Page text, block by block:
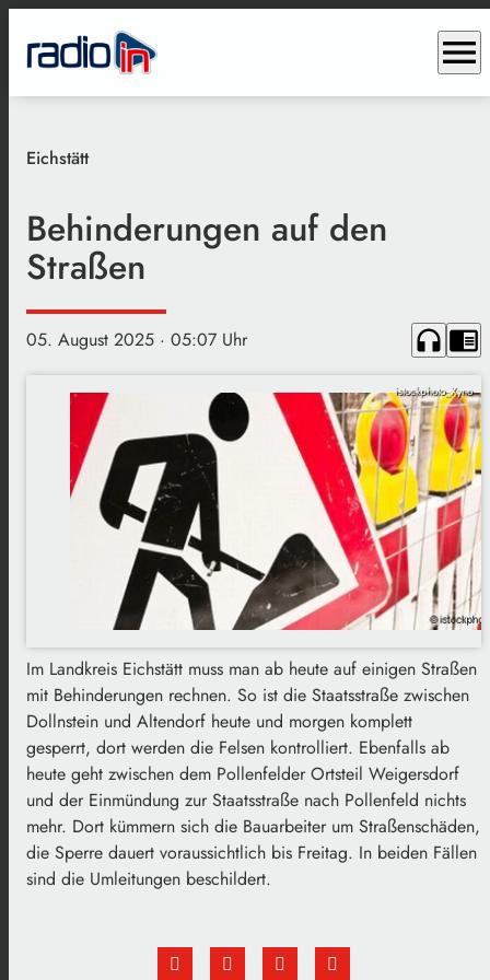
menu
Eichstätt
Behinderungen auf den
Straßen
05. August 2025 · 05:07 Uhr headphones chrome_reader_mode
istockphoto_Xyno
Im Landkreis Eichstätt muss man ab heute auf einigen Straßen
mit Behinderungen rechnen. So ist die Staatsstraße zwischen
Dollnstein und Altendorf heute und morgen komplett
gesperrt, dort werden die Felsen kontrolliert. Ebenfalls ab
heute geht zwischen dem Pollenfelder Ortsteil Weigersdorf
und der Einmündung zur Staatsstraße nach Pollenfeld nichts
mehr. Dort kümmern sich die Bauarbeiter um Straßenschäden,
die Sperre dauert voraussichtlich bis Freitag. In beiden Fällen
sind die Umleitungen beschildert.